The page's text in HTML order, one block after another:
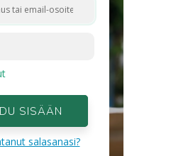
SISÄÄN
salasanasi?